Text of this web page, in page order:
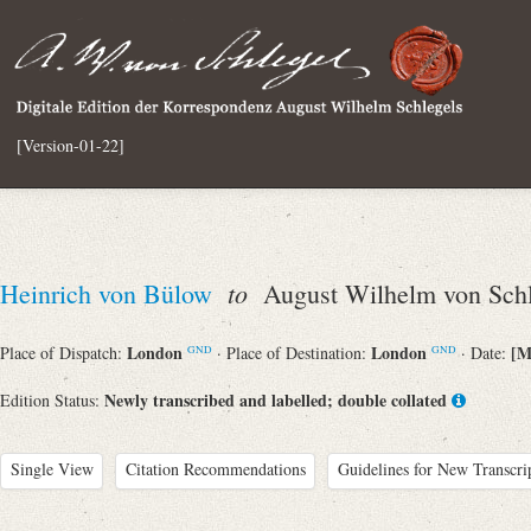
[Version-01-22]
Heinrich von Bülow to August Wilhelm von
Place of Dispatch: London GND · Place of Destination: London GND · Date:
Edition Status: Newly transcribed and labelled; double collated
Single View Citation Recommendations Guidelines for New